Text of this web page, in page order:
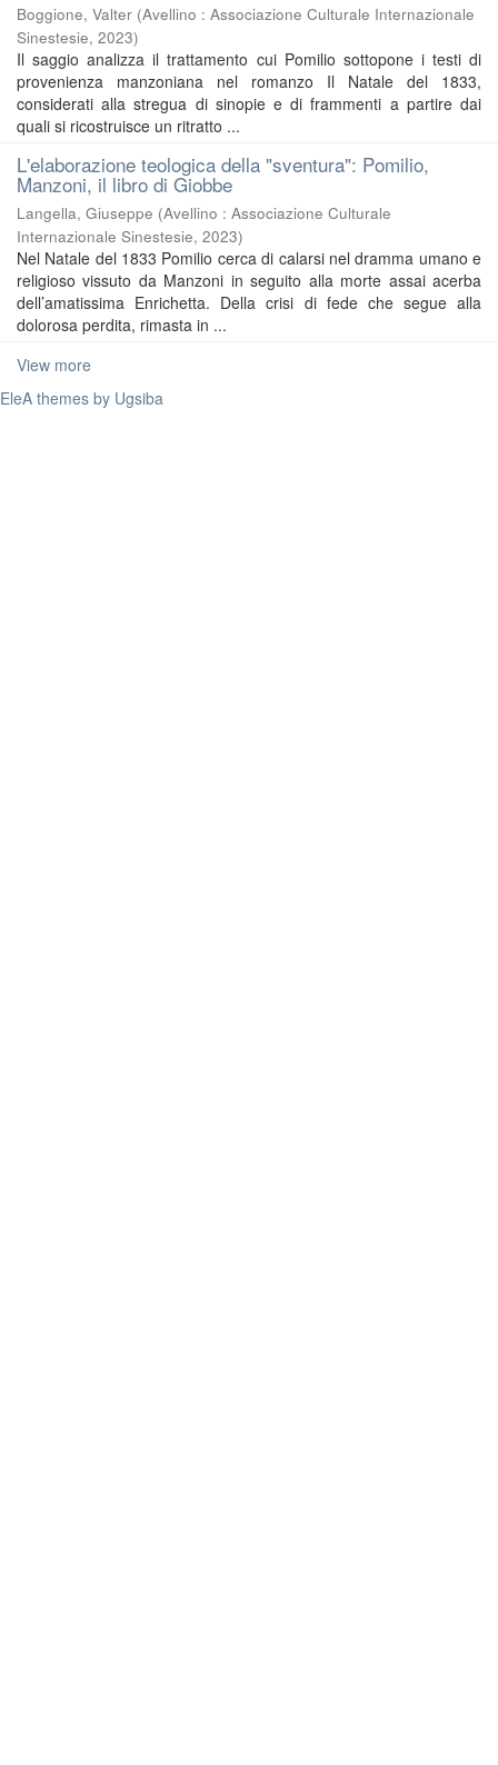
Boggione, Valter (Avellino : Associazione Culturale Internazionale
Sinestesie, 2023)
Il saggio analizza il trattamento cui Pomilio sottopone i testi di
provenienza manzoniana nel romanzo Il Natale del 1833,
considerati alla stregua di sinopie e di frammenti a partire dai
quali si ricostruisce un ritratto ...
L'elaborazione teologica della "sventura": Pomilio,
Manzoni, il libro di Giobbe
Langella, Giuseppe (Avellino : Associazione Culturale
Internazionale Sinestesie, 2023)
Nel Natale del 1833 Pomilio cerca di calarsi nel dramma umano e
religioso vissuto da Manzoni in seguito alla morte assai acerba
dell’amatissima Enrichetta. Della crisi di fede che segue alla
dolorosa perdita, rimasta in ...
View more
EleA themes by Ugsiba